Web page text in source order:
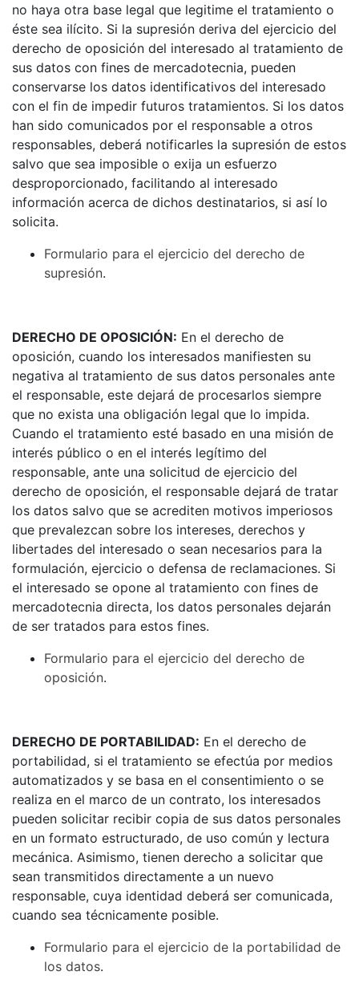
no haya otra base legal que legitime el tratamiento o
éste sea ilícito. Si la supresión deriva del ejercicio del
derecho de oposición del interesado al tratamiento de
sus datos con fines de mercadotecnia, pueden
conservarse los datos identificativos del interesado
con el fin de impedir futuros tratamientos. Si los datos
han sido comunicados por el responsable a otros
responsables, deberá notificarles la supresión de estos
salvo que sea imposible o exija un esfuerzo
desproporcionado, facilitando al interesado
información acerca de dichos destinatarios, si así lo
solicita.
Formulario para el ejercicio del derecho de
supresión.
DERECHO DE OPOSICIÓN: En el derecho de
oposición, cuando los interesados manifiesten su
negativa al tratamiento de sus datos personales ante
el responsable, este dejará de procesarlos siempre
que no exista una obligación legal que lo impida.
Cuando el tratamiento esté basado en una misión de
interés público o en el interés legítimo del
responsable, ante una solicitud de ejercicio del
derecho de oposición, el responsable dejará de tratar
los datos salvo que se acrediten motivos imperiosos
que prevalezcan sobre los intereses, derechos y
libertades del interesado o sean necesarios para la
formulación, ejercicio o defensa de reclamaciones. Si
el interesado se opone al tratamiento con fines de
mercadotecnia directa, los datos personales dejarán
de ser tratados para estos fines.
Formulario para el ejercicio del derecho de
oposición.
DERECHO DE PORTABILIDAD: En el derecho de
portabilidad, si el tratamiento se efectúa por medios
automatizados y se basa en el consentimiento o se
realiza en el marco de un contrato, los interesados
pueden solicitar recibir copia de sus datos personales
en un formato estructurado, de uso común y lectura
mecánica. Asimismo, tienen derecho a solicitar que
sean transmitidos directamente a un nuevo
responsable, cuya identidad deberá ser comunicada,
cuando sea técnicamente posible.
Formulario para el ejercicio de la portabilidad de
los datos.